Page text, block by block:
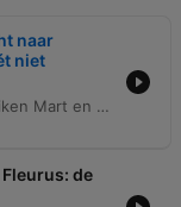
naar
niet
In deze aflevering van Veldheren Historia duiken Mart en Tom in een dramatisch moment uit de Franse geschiedenis: de vlucht van koning Lodewijk XVI en Marie Antoinette. Het verhaal volgt de stalmeester Drouet, die het koninklijk paar herkent in een koets en besluit hen te volgen naar het dorp Varennes. De spanning stijgt wanneer de koninklijke familie vastloopt in het dorp door een gebrek aan verse paarden. Ondanks de waarschuwingen van Drouet en de onrust in de lokale herberg, lijken de papieren aanvankelijk in orde. De aflevering beschrijft de emotionele confrontatie tussen de vluchtende vorsten en de lokale bevolking, eindigend met een tragisch besef dat hun toekomst definitief is veranderd.
de